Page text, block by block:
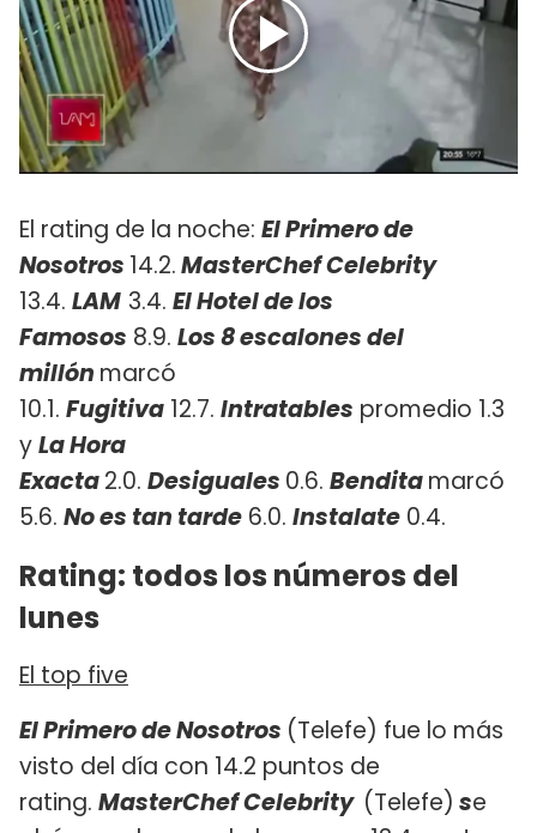
El rating de la noche: El Primero de
Nosotros 14.2.MasterChef Celebrity
13.4. LAM 3.4. El Hotel de los
Famosos 8.9. Los 8 escalones del
millón marcó
10.1. Fugitiva 12.7. Intratables promedio 1.3
y ​La Hora
Exacta2.0. Desiguales 0.6. Benditamarcó
5.6. No es tan tarde 6.0. Instalate 0.4.
Rating: todos los números del
lunes
El top five
El Primero de Nosotros (Telefe) fue lo más
visto del día con 14.2 puntos de
rating. MasterChef Celebrity (Telefe) se